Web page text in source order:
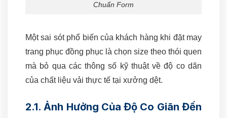
Chuẩn Form
Một sai sót phổ biến của khách hàng khi đặt may
trang phục đồng phục là chọn size theo thói quen
mà bỏ qua các thông số kỹ thuật về độ co dãn
của chất liệu vải thực tế tại xưởng dệt.
2.1. Ảnh Hưởng Của Độ Co Giãn Đến